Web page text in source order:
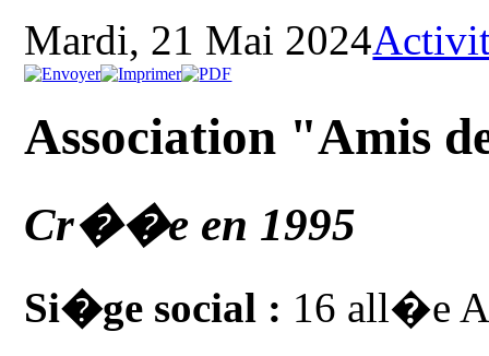
Mardi, 21 Mai 2024
Association "Amis
Cr��e en 1995
Si�ge social : 16 all�e